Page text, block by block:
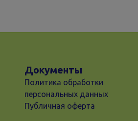
Документы
Политика обработки
персональных данных
Публичная оферта